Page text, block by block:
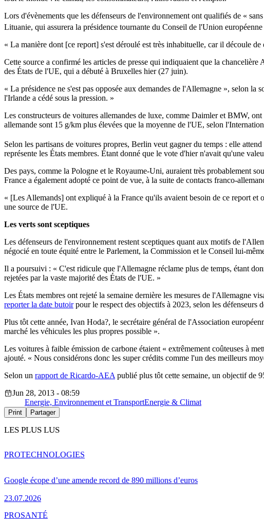
Lors d'évènements que les défenseurs de l'environnement ont qualifiés de «
Lituanie, qui assurera la présidence tournante du Conseil de l'Union européenne
« La manière dont [ce report] s'est déroulé est très inhabituelle, car il découle
Cette source a confirmé les articles de presse qui indiquaient que la
des États de l'UE, qui a débuté à Bruxelles hier (27 juin).
« La présidence ne s'est pas opposée aux demandes de l'Allemagne », selon
l'Irlande a cédé sous la pression. »
Les constructeurs de voitures allemandes de luxe, comme Daimler et BMW,
allemande sont 15 g/km plus élevées que la moyenne de l'UE, selon
Selon les partisans de voitures propres, Berlin veut gagner du temps : elle
représente les États membres. Étant donné que le vote d'hier n'avait qu'une
Des pays, comme la Pologne et le Royaume-Uni, auraient très probablement
France a également adopté ce point de vue, à la suite de contacts franco-
« [Les Allemands] ont expliqué à la France qu'ils avaient besoin de ce report
une source de l'UE.
Les verts sont sceptiques
Les défenseurs de l'environnement restent sceptiques quant aux motifs de
négocié en toute équité entre le Parlement, la Commission et le Conseil lui-
Il a poursuivi : « C'est ridicule que l'Allemagne réclame plus de temps, étant
rejetées par la vaste majorité des États de l'UE. »
Les États membres ont rejeté la semaine dernière les mesures de l'Allemagne
reporter la date butoirpour le respect des objectifs à 2023, selon les défenseurs
Plus tôt cette année, Ivan Hoda?, le secrétaire général de l'Association
marché les véhicules les plus propres possible ».
Les voitures à faible émission de carbone étaient « extrêmement coûteuses à
ajouté. « Nous considérons donc les super crédits comme l'un des meilleurs
Selon un rapport de Ricardo-AEA publié plus tôt cette semaine, un objectif de
Jun 28, 2013 - 08:59
Energie, Environnement et TransportEnergie & Climat
Print Partager
LES PLUS LUS
Google écope d’une amende record de 890 millions d’euros
23.07.2026
PROTECHNOLOGIES
PROSANTÉ